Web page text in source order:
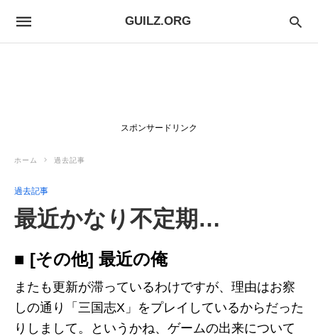
GUILZ.ORG
スポンサードリンク
ホーム 過去記事
過去記事
最近かなり不定期…
■ [その他] 最近の俺
またも更新が滞っているわけですが、理由はお察
しの通り「三国志X」をプレイしているからだった
りしまして。というかね、ゲームの出来について